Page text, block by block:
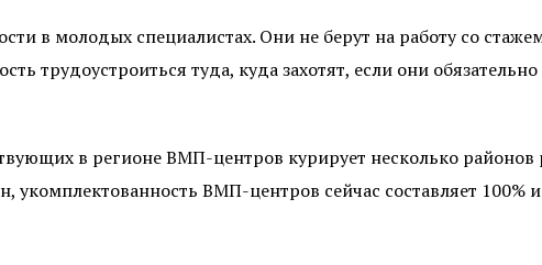
в молодых специалистах. Они не берут на работу со
трудоустроиться туда, куда захотят, если они
в регионе ВМП-центров курирует несколько районов
укомплектованность ВМП-центров сейчас составляет 100%